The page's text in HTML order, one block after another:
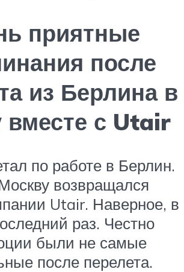
приятные
после
из Берлина в
вместе с Utair
по работе в Берлин.
возвращался
Utair. Наверное, в
раз. Честно
были не самые
после перелета.